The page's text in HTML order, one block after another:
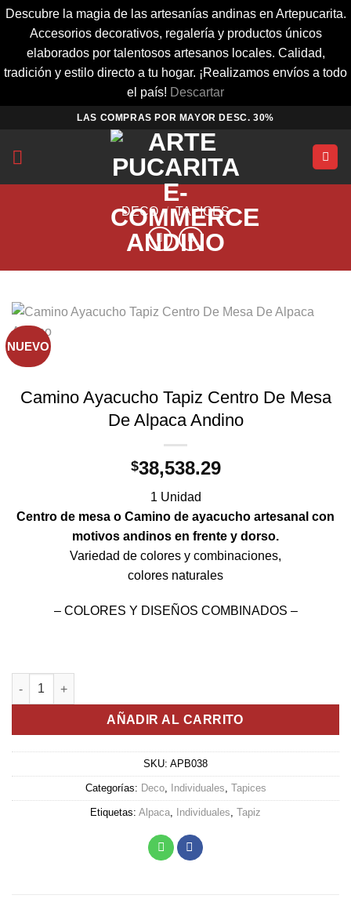
Descubre la magia de las artesanías andinas en Artepucarita.
Accesorios decorativos, regalería y productos únicos
elaborados por talentosos artesanos locales. Calidad,
tradición y estilo directo a tu hogar. ¡Realizamos envíos a todo
el país! Descartar
contenido
LAS COMPRAS POR MAYOR DESC. 30%
DECO / TAPICES
NUEVO
Camino Ayacucho Tapiz Centro De Mesa
De Alpaca Andino
$38,538.29
1 Unidad
Centro de mesa o Camino de ayacucho artesanal con
motivos andinos en frente y dorso.
Variedad de colores y combinaciones,
colores naturales
– COLORES Y DISEÑOS COMBINADOS –
Camino Ayacucho Tapiz Centro De Mesa De Alpaca Andino
AÑADIR AL CARRITO
SKU: APB038
Categorías: Deco, Individuales Tapices
Etiquetas: Alpaca Individuales Tapiz